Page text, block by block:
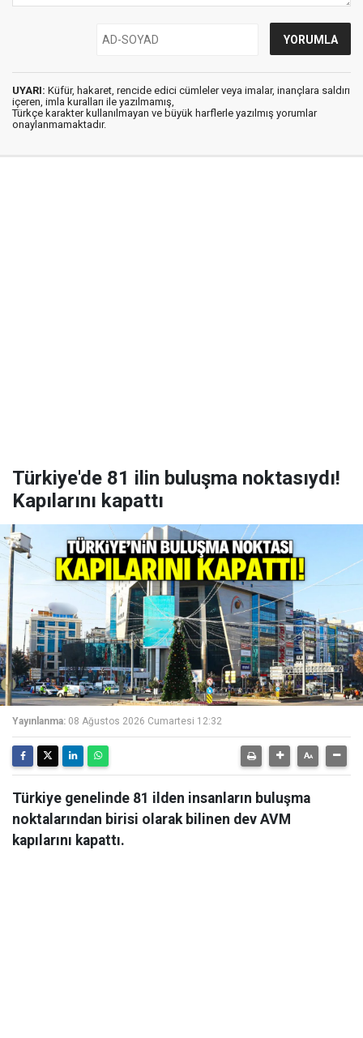
UYARI: Küfür, hakaret, rencide edici cümleler veya imalar, inançlara saldırı
içeren, imla kuralları ile yazılmamış,
Türkçe karakter kullanılmayan ve büyük harflerle yazılmış yorumlar
onaylanmamaktadır.
Türkiye'de 81 ilin buluşma noktasıydı!
Kapılarını kapattı
Yayınlanma: 08 Ağustos 2026 Cumartesi 12:32
Türkiye genelinde 81 ilden insanların buluşma
noktalarından birisi olarak bilinen dev AVM
kapılarını kapattı.